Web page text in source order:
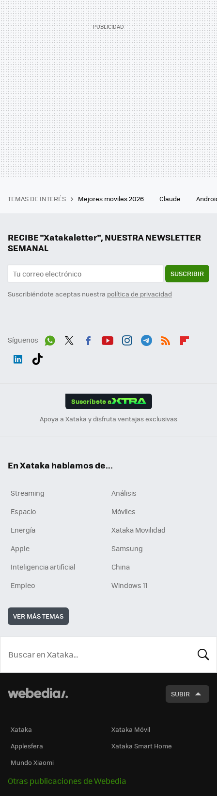
TEMAS DE INTERÉS Mejores moviles 2026 Claude
RECIBE "Xatakaletter", NUESTRA NEWSLETTER
SEMANAL
SUSCRIBIR
Suscribiéndote aceptas nuestra política de privacidad
Síguenos
Suscríbete a
Apoya a Xataka y disfruta ventajas exclusivas
En Xataka hablamos de...
Streaming
Análisis
Espacio
Móviles
Energía
Xataka Movilidad
Apple
Samsung
Inteligencia artificial
China
Empleo
Windows 11
VER MÁS TEMAS
SUBIR
Xataka
Xataka Móvil
Applesfera
Xataka Smart Home
Mundo Xiaomi
Otras publicaciones de Webedia